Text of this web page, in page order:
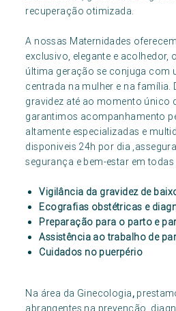
recuperação otimizada.
A nossas Maternidades
exclusivo, elegante e acolhedor,
última geração se conjuga com
centrada na mulher e na família.
gravidez até ao momento único
garantimos acompanhamento
altamente especializadas e
disponiveis 24h por dia
segurança e bem-estar em todas
Vigilância da gravidez de
Ecografias obstétricas e
Preparação para o parto e
Assistência ao trabalho de
Cuidados no puerpério
Na área da Ginecologia,
abrangentes na prevenção,